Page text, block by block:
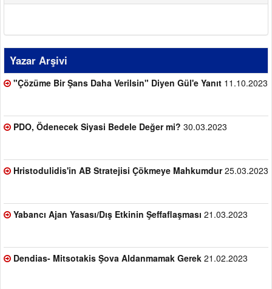
Yazar Arşivi
"Çözüme Bir Şans Daha Verilsin" Diyen Gül'e Yanıt 11.10.2023
PDO, Ödenecek Siyasi Bedele Değer mi? 30.03.2023
Hristodulidis'in AB Stratejisi Çökmeye Mahkumdur25.03.2023
Yabancı Ajan Yasası/Dış Etkinin Şeffaflaşması 21.03.2023
Dendias- Mitsotakis Şova Aldanmamak Gerek 21.02.2023